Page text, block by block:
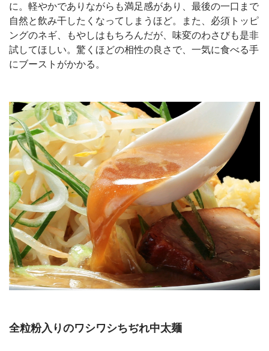
に。軽やかでありながらも満足感があり、最後の一口まで
自然と飲み干したくなってしまうほど。また、必須トッピ
ングのネギ、もやしはもちろんだが、味変のわさびも是非
試してほしい。驚くほどの相性の良さで、一気に食べる手
にブーストがかかる。
全粒粉入りのワシワシちぢれ中太麺